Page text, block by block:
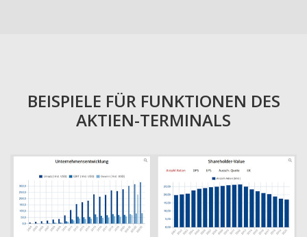
BEISPIELE FÜR FUNKTIONEN DES
AKTIEN-TERMINALS